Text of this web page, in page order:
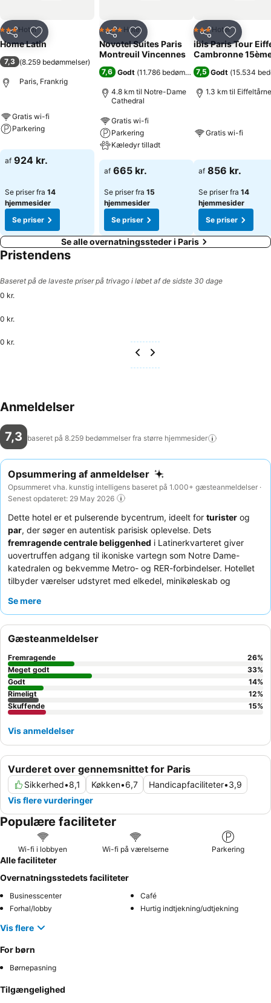
Del Føj til favoritter
3 Stjerner
Hotel
Home Latin
7,3 (8.259 bedømmelser)
Paris, Frankrig
Gratis wi-fi
Parkering
af 924 kr.
Se priser fra 14
hjemmesider
Se priser
Del Føj til favoritter
4 StjernerHotel
Novotel Suites Paris
Montreuil Vincennes
7,6 Godt (11.786 bedømmelser )
4.8 km til Notre-Dame
Cathedral
Gratis wi-fi
Parkering
Kæledyr tilladt
af 665 kr.
Se priser fra 15
hjemmesider
Se priser
Del Føj til
3 Stjerner
Hotel
ibis Paris Tour
Cambronne
7,5 Godt (15.534
1.3 km til
Gratis wi-fi
af 856 kr.
Se priser fra 14
hjemmesider
Se priser
Se alle overnatningssteder i Paris
Pristendens
Baseret på de laveste priser på trivago i løbet af de sidste 30 dage
0 kr.
0 kr.
0 kr.
Anmeldelser
7,3 baseret på 8.259 bedømmelser fra større hjemmesider
Opsummering af anmeldelser
Opsummeret vha. kunstig intelligens baseret på 1.000+ gæsteanmeldelser ·
Senest opdateret: 29 May 2026
Dette hotel er et pulserende bycentrum, ideelt for turister og
par, der søger en autentisk parisisk oplevelse. Dets
fremragende centrale beliggenhed i Latinerkvarteret giver
uovertruffen adgang til ikoniske vartegn som Notre Dame-
katedralen og bekvemme Metro- og RER-forbindelser. Hotellet
tilbyder værelser udstyret med elkedel, minikøleskab og
bekvemmelighed. Gæsterne roser konsekvent det
gæster anmode om et værelse mod haven.
Se mere
Vurderet over gennemsnittet for Paris
Sikkerhed•8,1 Køkken•6,7 Handicapfaciliteter•3,9
Vis flere vurderinger
Gæsteanmeldelser
Fremragende 26%
Meget godt
33%
Godt
14%
Rimeligt
12%
Skuffende
15%
Vis anmeldelser
Populære faciliteter
Wi-fi i lobbyen Wi-fi på værelserne Parkering
Alle faciliteter
Overnatningsstedets faciliteter
Businesscenter
Café
Forhal/lobby
Hurtig indtjekning/udtjekning
Vis flere
For børn
Børnepasning
Tilgængelighed